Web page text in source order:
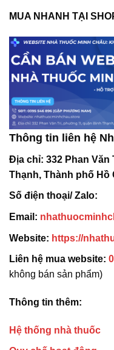
MUA NHANH TẠI
Thông tin liên hệ
Địa chỉ: 332 Phan
Thạnh, Thành phố Hồ
Số điện thoại/ Zalo:
Email:
Website: https://
Liên hệ mua website:
không bán sản phẩm)
Thông tin thêm:
Hệ thống nhà thuốc